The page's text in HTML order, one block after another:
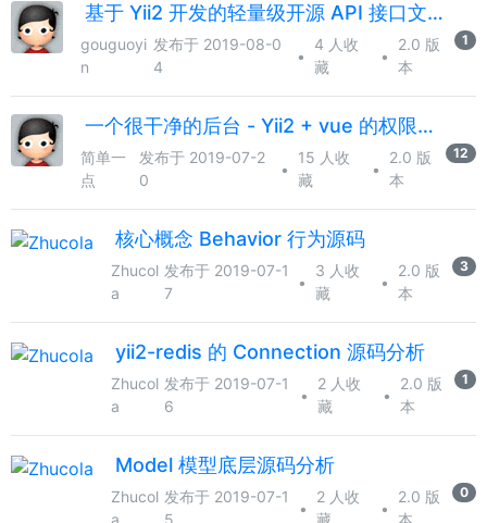
基于 Yii2 开发的轻量级开源 API 接口文档管理系统发布了
gouguoyi
n
发布于 2019-08-0
4
•
4 人收
藏
•
2.0 版
本
1
一个很干净的后台 - Yii2 + vue 的权限管理 RBAC
简单一
点
发布于 2019-07-2
0
•
15 人收
藏
•
2.0 版
本
12
核心概念 Behavior 行为源码
Zhucol
a
发布于 2019-07-1
7
•
3 人收
藏
•
2.0 版
本
3
yii2-redis 的 Connection 源码分析
Zhucol
a
发布于 2019-07-1
6
•
2 人收
藏
•
2.0 版
本
1
Model 模型底层源码分析
Zhucol
a
发布于 2019-07-1
5
•
2 人收
藏
•
2.0 版
本
0